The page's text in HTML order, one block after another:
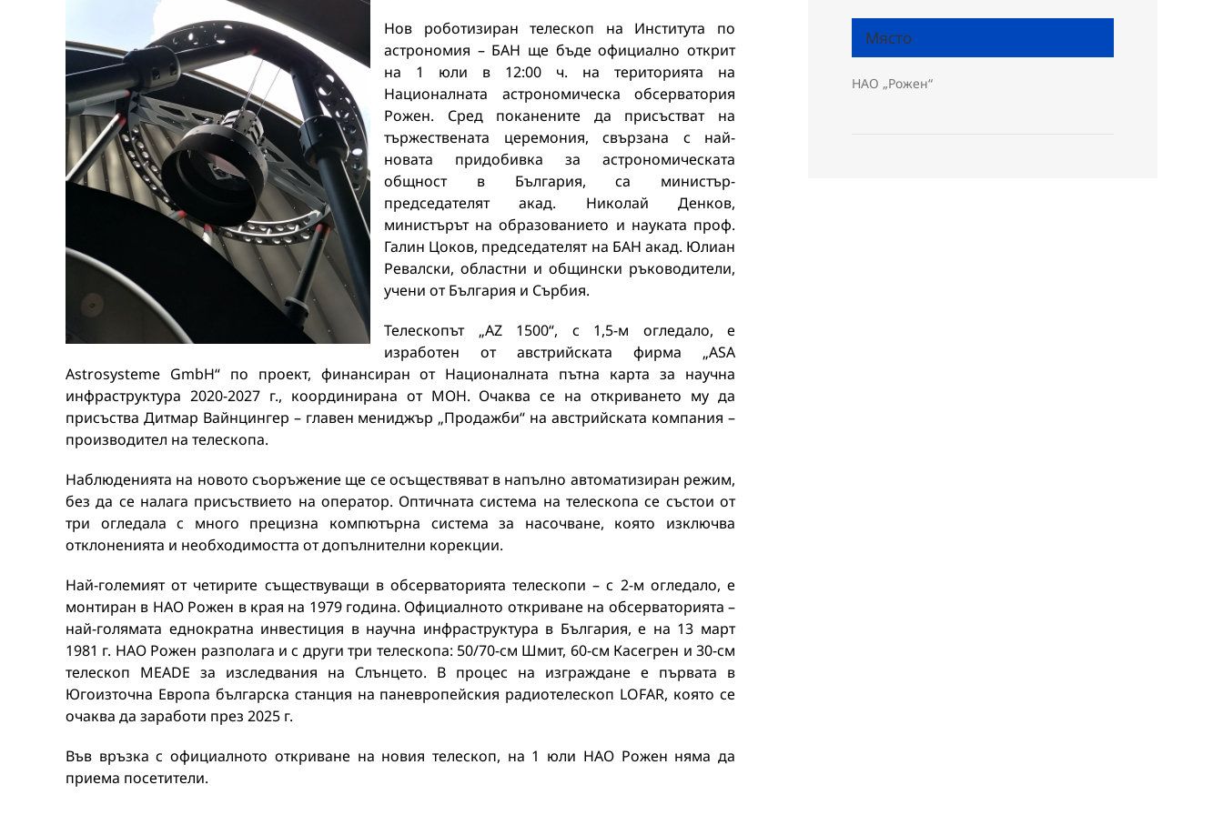
Нов роботизиран телескоп на Института по
астрономия – БАН ще бъде официално открит
на 1 юли в 12:00 ч. на територията на
Националната астрономическа обсерватория
Рожен. Сред поканените да присъстват на
тържествената церемония, свързана с най-
новата придобивка за астрономическата
общност в България, са министър-
председателят акад. Николай Денков,
министърът на образованието и науката проф.
Галин Цоков, председателят на БАН акад. Юлиан
Ревалски, областни и общински ръководители,
учени от България и Сърбия.
Телескопът „AZ 1500“, с 1,5-м огледало, е
изработен от австрийската фирма „ASA
Astrosysteme GmbH“ по проект, финансиран от Националната пътна карта за научна
инфраструктура 2020-2027 г., координирана от МОН. Очаква се на откриването му да
присъства Дитмар Вайнцингер – главен мениджър „Продажби“ на австрийската компания –
производител на телескопа.
Наблюденията на новото съоръжение ще се осъществяват в напълно автоматизиран режим,
без да се налага присъствието на оператор. Оптичната система на телескопа се състои от
три огледала с много прецизна компютърна система за насочване, която изключва
отклоненията и необходимостта от допълнителни корекции.
Най-големият от четирите съществуващи в обсерваторията телескопи – с 2-м огледало, е
монтиран в НАО Рожен в края на 1979 година. Официалното откриване на обсерваторията –
най-голямата еднократна инвестиция в научна инфраструктура в България, е на 13 март
1981 г. НАО Рожен разполага и с други три телескопа: 50/70-см Шмит, 60-см Касегрен и 30-см
телескоп MEADE за изследвания на Слънцето. В процес на изграждане е първата в
Югоизточна Европа българска станция на паневропейския радиотелескоп LOFAR, която се
очаква да заработи през 2025 г.
Във връзка с официалното откриване на новия телескоп, на 1 юли НАО Рожен няма да
приема посетители.
Място
НАО „Рожен“